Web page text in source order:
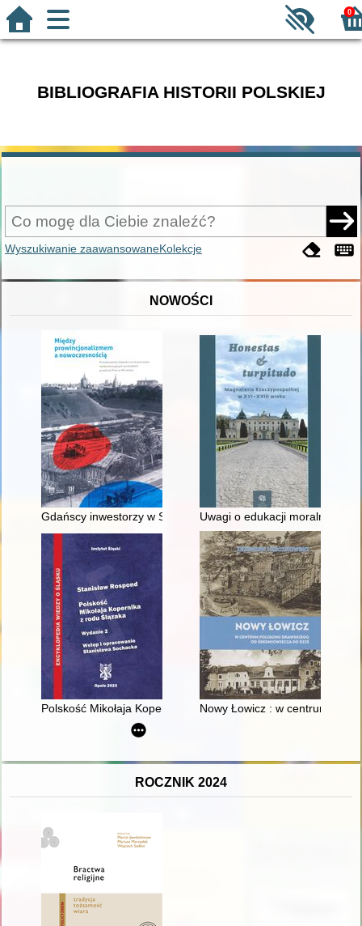
0
BIBLIOGRAFIA HISTORII POLSKIEJ
Wyszukiwanie zaawansowaneKolekcje
NOWOŚCI
Gdańscy inwestorzy w Sopocie : prestiż finansowy i
Uwagi o edukacji moralnej
Polskość Mikołaja Kopernika z rodu ŚlązakaNowy Łowicz : w centrum
ROCZNIK 2024